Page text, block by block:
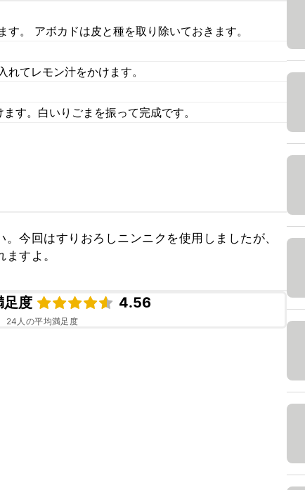
。 アボカドは皮と種を取り除いておきます。
てレモン汁をかけます。
す。白いりごまを振って完成です。
今回はすりおろしニンニクを使用しましたが、
すよ。
足度
4.56
24 人の平均満足度